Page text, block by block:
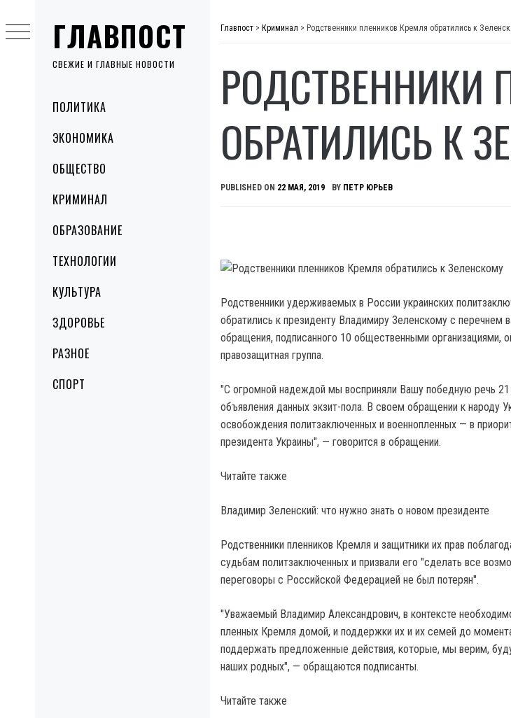
ГЛАВПОСТ
СВЕЖИЕ И ГЛАВНЫЕ НОВОСТИ
MenuПОЛИТИКА
ЭКОНОМИКА
ОБЩЕСТВО
КРИМИНАЛ
ОБРАЗОВАНИЕ
ТЕХНОЛОГИИ
КУЛЬТУРА
ЗДОРОВЬЕ
РАЗНОЕ
СПОРТ
to
content
Главпост > Криминал > Родственники пленников Кремля обратились к
РОДСТВЕННИКИ
ОБРАТИЛИСЬ К
PUBLISHED ON 22 МАЯ, 2019 BY ПЕТР ЮРЬЕВ
Родственники удерживаемых в России украинских
обратились к президенту Владимиру Зеленскому с перечнем
обращения, подписанного 10 общественными организациями,
правозащитная группа.
"С огромной надеждой мы восприняли Вашу победную речь 21
объявления данных экзит-пола. В своем обращении к народу
освобождения политзаключенных и военнопленных — в
президента Украины", — говорится в обращении.
Читайте также
Владимир Зеленский: что нужно знать о новом президенте
Родственники пленников Кремля и защитники их прав
судьбам политзаключенных и призвали его "сделать все
переговоры с Российской Федерацией не был потерян".
"Уважаемый Владимир Александрович, в контексте
пленных Кремля домой, и поддержки их и их семей до
поддержать предложенные действия, которые, мы верим,
наших родных", — обращаются подписанты.
Читайте также